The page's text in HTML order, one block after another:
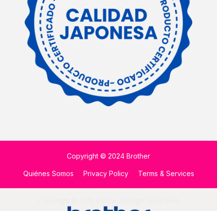
Copyright © 2024 Brother
Quiénes Somos Privacy Policy Terms & Services